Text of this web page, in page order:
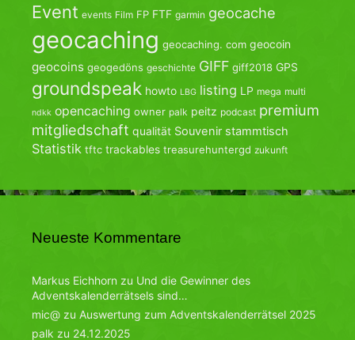
Event events Film FP FTF garmin geocache
geocaching geocaching. com geocoin
geocoins geogedöns geschichte GIFF giff2018 GPS
groundspeak howto LBG listing LP mega multi
ndkk opencaching owner palk peitz podcast premium
mitgliedschaft qualität Souvenir stammtisch
Statistik tftc trackables treasurehuntergd zukunft
Neueste Kommentare
Markus Eichhorn zu Und die Gewinner des
Adventskalenderrätsels sind…
mic@ zu Auswertung zum Adventskalenderrätsel 2025
palk zu 24.12.2025